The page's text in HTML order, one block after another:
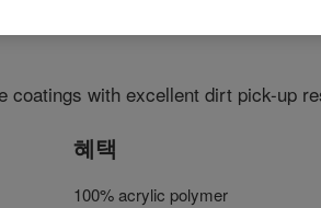
with excellent dirt pick-up
혜택
100% acrylic polymer